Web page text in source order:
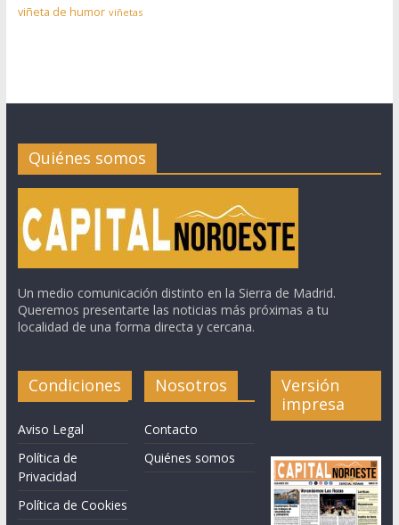
viñeta de humor viñetas
Quiénes somos
Un medio comunicación distinto en la Sierra de Madrid.
Queremos presentarte las noticias más próximas a tu
localidad de una forma directa y cercana.
Condiciones
Aviso Legal
Política de
Privacidad
Política de Cookies
Nosotros
Contacto
Quiénes somos
Versión
impresa